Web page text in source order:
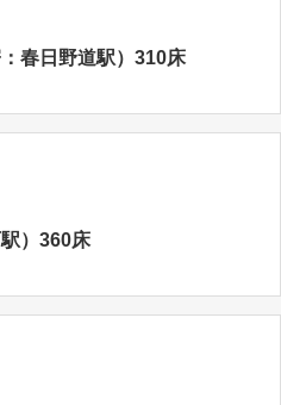
春日野道駅）310床
）360床